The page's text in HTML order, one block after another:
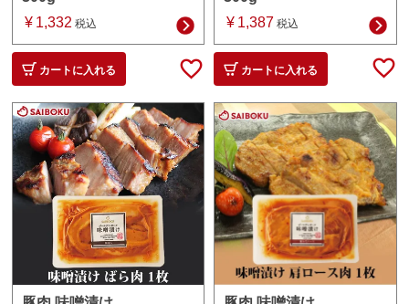
¥ 1,332 税込
カートに入れる
¥ 1,387 税込
カートに入れる